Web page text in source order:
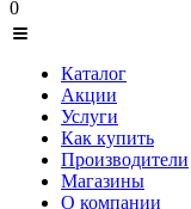
0
Каталог
Акции
Услуги
Как купить
Производители
Магазины
О компании